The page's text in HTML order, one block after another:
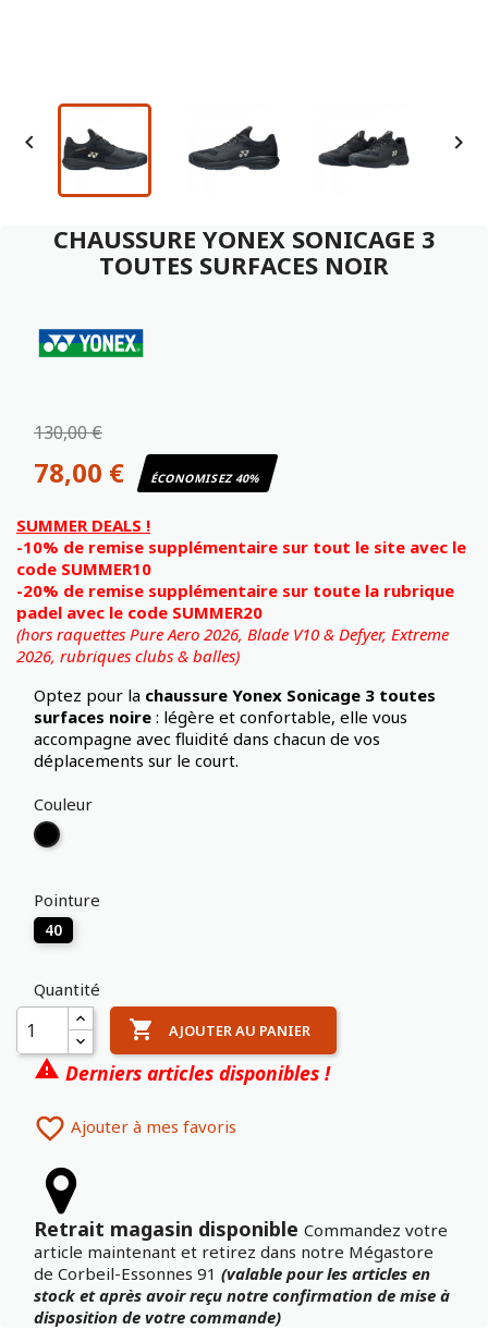
 
CHAUSSURE YONEX SONICAGE 3
TOUTES SURFACES NOIR
130,00 €
78,00 € ÉCONOMISEZ 40%
SUMMER DEALS !
-10% de remise supplémentaire sur tout le site avec le
code SUMMER10
-20% de remise supplémentaire sur toute la rubrique
padel avec le code SUMMER20
(hors raquettes Pure Aero 2026, Blade V10 & Defyer, Extreme
2026, rubriques clubs & balles)
Optez pour la chaussure Yonex Sonicage 3 toutes
surfaces noire : légère et confortable, elle vous
accompagne avec fluidité dans chacun de vos
déplacements sur le court.
Couleur
Noir
Pointure
40
Quantité
 AJOUTER AU PANIER
 Derniers articles disponibles !
 Ajouter à mes favoris
Retrait magasin disponible Commandez votre
article maintenant et retirez dans notre Mégastore
de Corbeil-Essonnes 91 (valable pour les articles en
stock et après avoir reçu notre confirmation de mise à
disposition de votre commande)